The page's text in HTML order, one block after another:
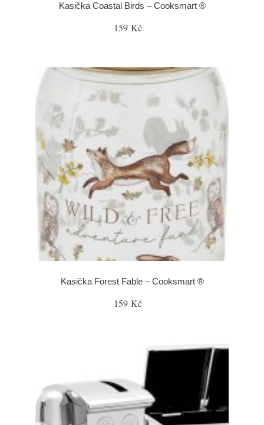
Kasička Coastal Birds – Cooksmart ®
159 Kč
Kasička Forest Fable – Cooksmart ®
159 Kč